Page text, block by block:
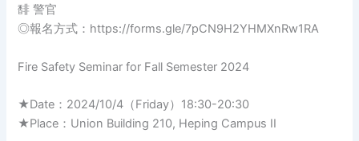
馡 警官
◎報名方式：https://forms.gle/7pCN9H2YHMXnRw1RA
Fire Safety Seminar for Fall Semester 2024
★Date：2024/10/4（Friday）18:30-20:30
★Place：Union Building 210, Heping Campus II